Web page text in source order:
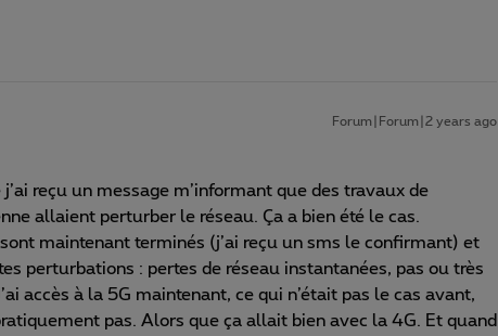
Forum|Forum|2 years ago
j’ai reçu un message m’informant que des travaux de
allaient perturber le réseau. Ça a bien été le cas.
maintenant terminés (j’ai reçu un sms le confirmant) et
perturbations : pertes de réseau instantanées, pas ou très
accès à la 5G maintenant, ce qui n’était pas le cas avant,
pas. Alors que ça allait bien avec la 4G. Et quand